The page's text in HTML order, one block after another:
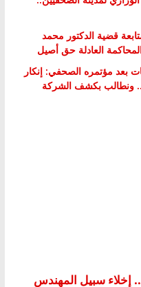
قضية الدكتور محمد
العادلة حق أصيل
بعد مؤتمره الصحفي: إنكار
ونطالب بكشف الشركة